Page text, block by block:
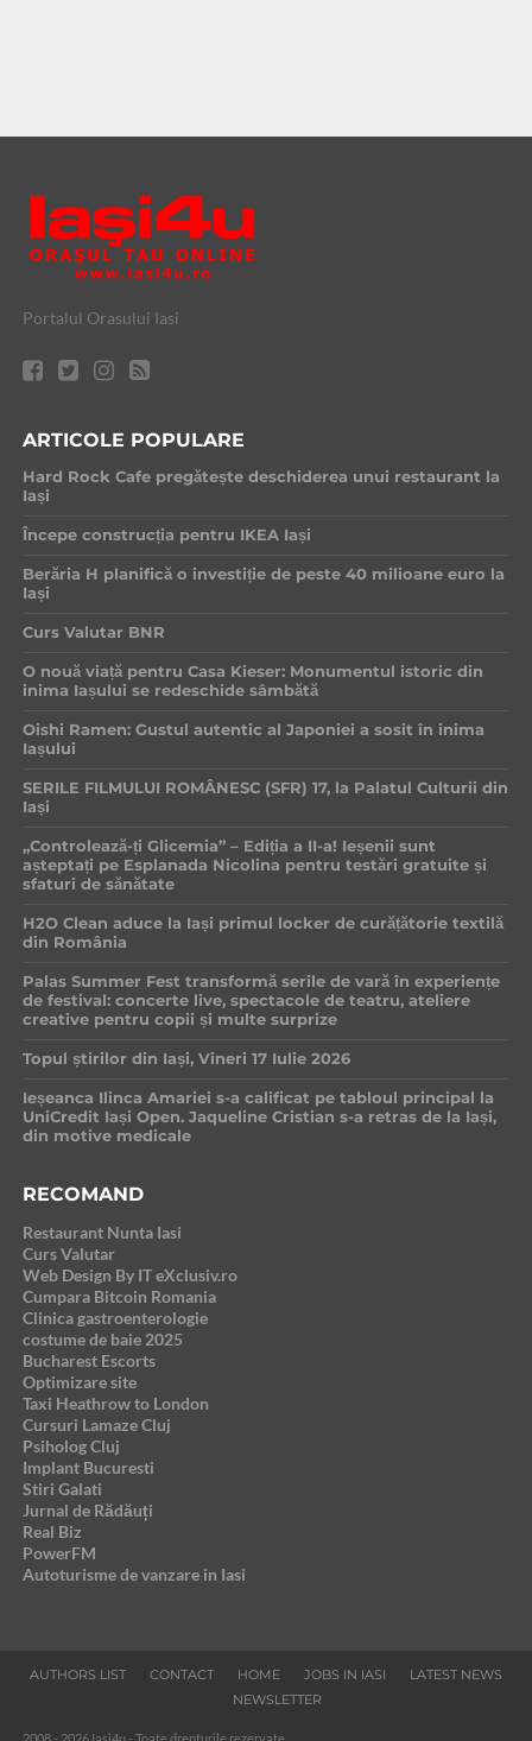
Portalul Orasului Iasi
ARTICOLE POPULARE
Hard Rock Cafe pregătește deschiderea unui restaurant la
Iași
Începe construcția pentru IKEA Iași
Berăria H planifică o investiție de peste 40 milioane euro la
Iași
Curs Valutar BNR
O nouă viață pentru Casa Kieser: Monumentul istoric din
inima Iașului se redeschide sâmbătă
Oishi Ramen: Gustul autentic al Japoniei a sosit în inima
Iașului
SERILE FILMULUI ROMÂNESC (SFR) 17, la Palatul Culturii din
Iași
„Controlează-ți Glicemia” – Ediția a II-a! Ieșenii sunt
așteptați pe Esplanada Nicolina pentru testări gratuite și
sfaturi de sănătate
H2O Clean aduce la Iași primul locker de curățătorie textilă
din România
Palas Summer Fest transformă serile de vară în experiențe
de festival: concerte live, spectacole de teatru, ateliere
creative pentru copii și multe surprize
Topul știrilor din Iași, Vineri 17 Iulie 2026
Ieșeanca Ilinca Amariei s-a calificat pe tabloul principal la
UniCredit Iași Open. Jaqueline Cristian s-a retras de la Iași,
din motive medicale
RECOMAND
Restaurant Nunta Iasi
Curs Valutar
Web Design By IT eXclusiv.ro
Cumpara Bitcoin Romania
Clinica gastroenterologie
costume de baie 2025
Bucharest Escorts
Optimizare site
Taxi Heathrow to London
Cursuri Lamaze Cluj
Psiholog Cluj
Implant Bucuresti
Stiri Galati
Jurnal de Rădăuți
Real Biz
PowerFM
Autoturisme de vanzare in Iasi
AUTHORS LIST CONTACT HOME JOBS IN IASI
LATEST NEWS
NEWSLETTER